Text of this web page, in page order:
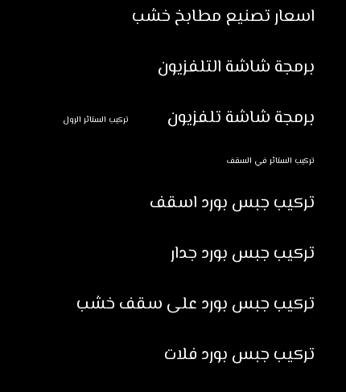
اسعار تصنيع مطابخ خشب
برمجة شاشة التلفزيون
برمجة شاشة تلفزيون
تركيب الستائر الرول
تركيب الستائر في السقف
تركيب جبس بورد اسقف
تركيب جبس بورد جدار
تركيب جبس بورد على سقف خشب
تركيب جبس بورد فلات